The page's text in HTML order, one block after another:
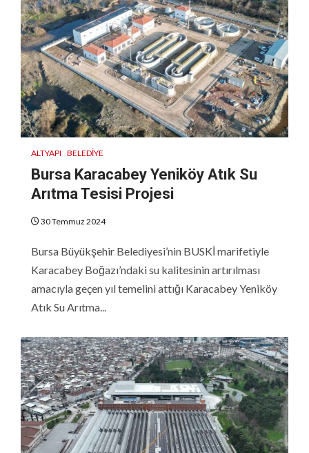
ALTYAPI BELEDIYE
Bursa Karacabey Yeniköy Atık Su
Arıtma Tesisi Projesi
30 Temmuz 2024
Bursa Büyükşehir Belediyesi’nin BUSKİ marifetiyle
Karacabey Boğazı’ndaki su kalitesinin artırılması
amacıyla geçen yıl temelini attığı Karacabey Yeniköy
Atık Su Arıtma...